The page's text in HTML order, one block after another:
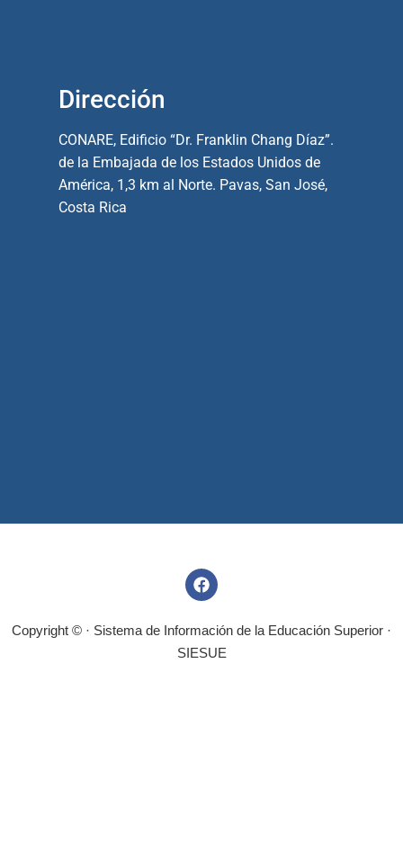
Dirección
CONARE, Edificio “Dr. Franklin Chang Díaz”.
de la Embajada de los Estados Unidos de
América, 1,3 km al Norte. Pavas, San José,
Costa Rica
Copyright © · Sistema de Información de la Educación Superior ·
SIESUE